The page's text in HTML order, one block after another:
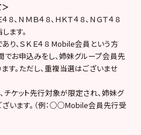
、ＮＭＢ４８、ＨＫＴ４８、ＮＧＴ４８
ます。
り、ＳＫＥ４８ Mobile会員という方
でお申込みをし、姉妹グループ会員先
す。ただし、重複当選はございませ
チケット先行対象が限定され、姉妹グ
います。（例：○○Mobile会員先行受